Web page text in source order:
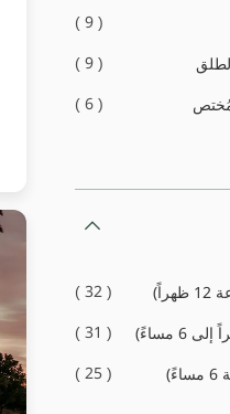
(
9
)
(
9
)
(
6
)
(
32
)
(
31
)
(
25
)